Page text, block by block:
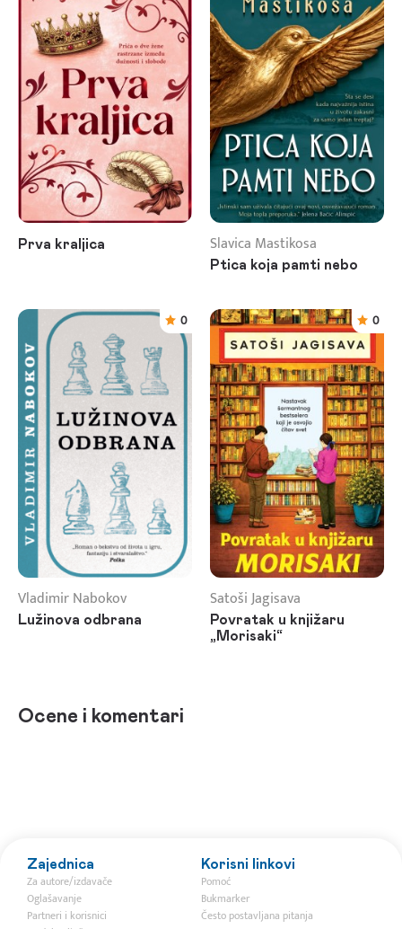
Prva kraljica Slavica Mastikosa
Ptica koja pamti nebo
0
Vladimir Nabokov
Lužinova odbrana
0
Satoši Jagisava
Povratak u knjižaru
„Morisaki“
Ocene i komentari
Zajednica
Za autore/izdavače
Oglašavanje
Partneri i korisnici
Korisni linkovi
Pomoć
Bukmarker
Često postavljana pitanja